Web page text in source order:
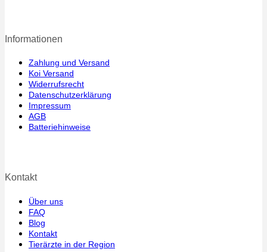
Informationen
Zahlung und Versand
Koi Versand
Widerrufsrecht
Datenschutzerklärung
Impressum
AGB
Batteriehinweise
Kontakt
Über uns
FAQ
Blog
Kontakt
Tierärzte in der Region